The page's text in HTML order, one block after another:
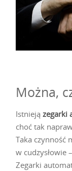
Można,
Istniejązegarki
choć tak
Taka czynność
w cudzysłowie
Zegarki